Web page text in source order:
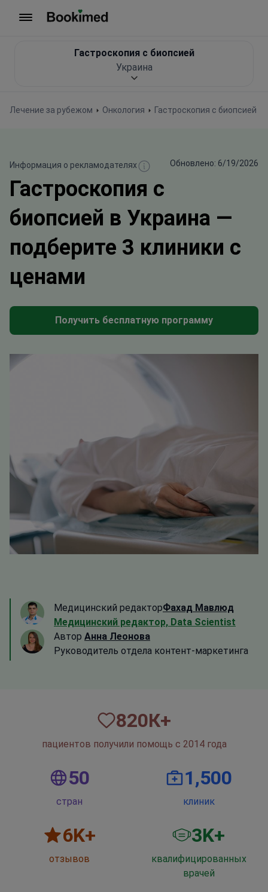
Лечение за рубежом Онкология Гастроскопия с биопсией
Гастроскопия с биопсией
Украина
Информация о рекламодателях Обновлено: 6/19/2026
Гастроскопия с
биопсией в Украина —
подберите 3 клиники с
ценами
Получить бесплатную программу
Медицинский редакторФахад Мавлюд
Медицинский редактор, Data Scientist
Автор Анна Леонова
Руководитель отдела контент-маркетинга
820К+
пациентов получили помощь с 2014 года
50
стран
1,500
клиник
6K+
отзывов
3K+
квалифицированных
врачей